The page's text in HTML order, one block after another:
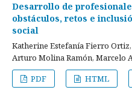
Desarrollo de
obstáculos, retos e
social
Katherine Estefanía Fierro
Arturo Molina Ramón, Marcelo
PDF
HTML